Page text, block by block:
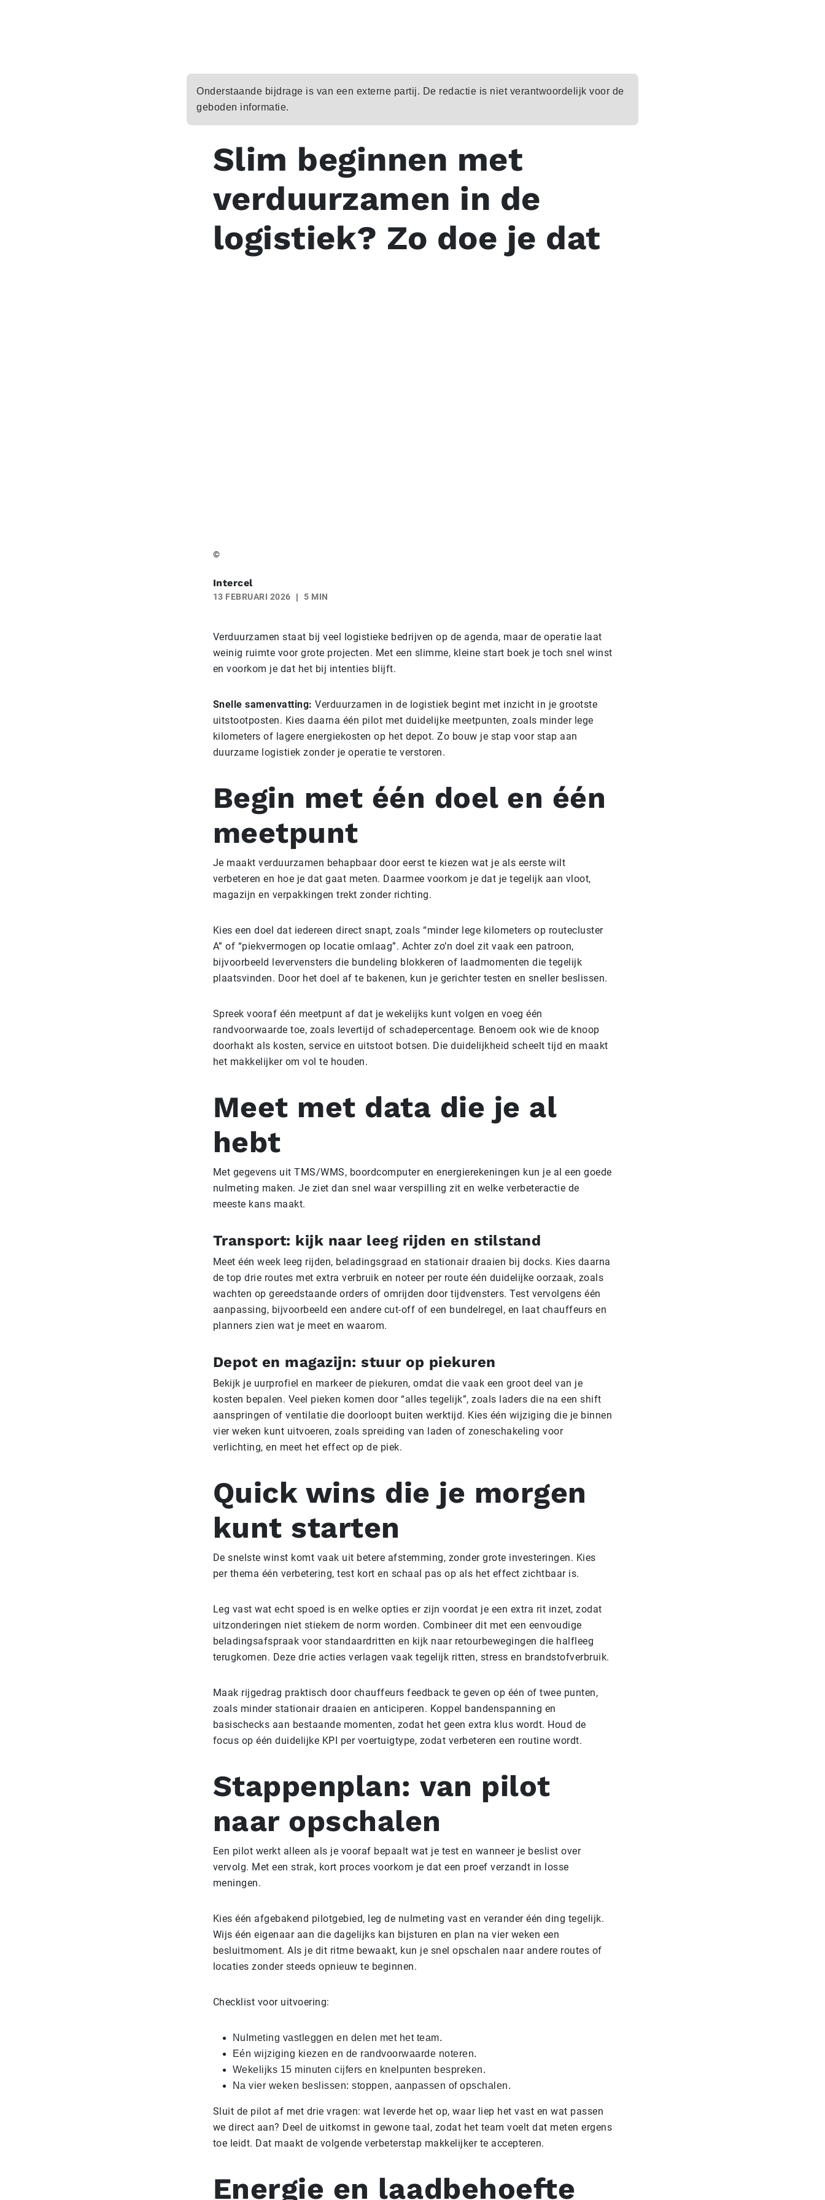
Onderstaande bijdrage is van een externe partij. De redactie is niet verantwoordelijk voor de
geboden informatie.
Slim beginnen met
verduurzamen in de
logistiek? Zo doe je dat
©
Intercel
13 FEBRUARI 2026 5 MIN
Verduurzamen staat bij veel logistieke bedrijven op de agenda, maar de operatie laat
weinig ruimte voor grote projecten. Met een slimme, kleine start boek je toch snel winst
en voorkom je dat het bij intenties blijft.
Snelle samenvatting: Verduurzamen in de logistiek begint met inzicht in je grootste
uitstootposten. Kies daarna één pilot met duidelijke meetpunten, zoals minder lege
kilometers of lagere energiekosten op het depot. Zo bouw je stap voor stap aan
duurzame logistiek zonder je operatie te verstoren.
Begin met één doel en één
meetpunt
Je maakt verduurzamen behapbaar door eerst te kiezen wat je als eerste wilt
verbeteren en hoe je dat gaat meten. Daarmee voorkom je dat je tegelijk aan vloot,
magazijn en verpakkingen trekt zonder richting.
Kies een doel dat iedereen direct snapt, zoals “minder lege kilometers op routecluster
A” of “piekvermogen op locatie omlaag”. Achter zo’n doel zit vaak een patroon,
bijvoorbeeld levervensters die bundeling blokkeren of laadmomenten die tegelijk
plaatsvinden. Door het doel af te bakenen, kun je gerichter testen en sneller beslissen.
Spreek vooraf één meetpunt af dat je wekelijks kunt volgen en voeg één
randvoorwaarde toe, zoals levertijd of schadepercentage. Benoem ook wie de knoop
doorhakt als kosten, service en uitstoot botsen. Die duidelijkheid scheelt tijd en maakt
het makkelijker om vol te houden.
Meet met data die je al
hebt
Met gegevens uit TMS/WMS, boordcomputer en energierekeningen kun je al een goede
nulmeting maken. Je ziet dan snel waar verspilling zit en welke verbeteractie de
meeste kans maakt.
Transport: kijk naar leeg rijden en stilstand
Meet één week leeg rijden, beladingsgraad en stationair draaien bij docks. Kies daarna
de top drie routes met extra verbruik en noteer per route één duidelijke oorzaak, zoals
wachten op gereedstaande orders of omrijden door tijdvensters. Test vervolgens één
aanpassing, bijvoorbeeld een andere cut-off of een bundelregel, en laat chauffeurs en
planners zien wat je meet en waarom.
Depot en magazijn: stuur op piekuren
Bekijk je uurprofiel en markeer de piekuren, omdat die vaak een groot deel van je
kosten bepalen. Veel pieken komen door “alles tegelijk”, zoals laders die na een shift
aanspringen of ventilatie die doorloopt buiten werktijd. Kies één wijziging die je binnen
vier weken kunt uitvoeren, zoals spreiding van laden of zoneschakeling voor
verlichting, en meet het effect op de piek.
Quick wins die je morgen
kunt starten
De snelste winst komt vaak uit betere afstemming, zonder grote investeringen. Kies
per thema één verbetering, test kort en schaal pas op als het effect zichtbaar is.
Leg vast wat echt spoed is en welke opties er zijn voordat je een extra rit inzet, zodat
uitzonderingen niet stiekem de norm worden. Combineer dit met een eenvoudige
beladingsafspraak voor standaardritten en kijk naar retourbewegingen die halfleeg
terugkomen. Deze drie acties verlagen vaak tegelijk ritten, stress en brandstofverbruik.
Maak rijgedrag praktisch door chauffeurs feedback te geven op één of twee punten,
zoals minder stationair draaien en anticiperen. Koppel bandenspanning en
basischecks aan bestaande momenten, zodat het geen extra klus wordt. Houd de
focus op één duidelijke KPI per voertuigtype, zodat verbeteren een routine wordt.
Stappenplan: van pilot
naar opschalen
Een pilot werkt alleen als je vooraf bepaalt wat je test en wanneer je beslist over
vervolg. Met een strak, kort proces voorkom je dat een proef verzandt in losse
meningen.
Kies één afgebakend pilotgebied, leg de nulmeting vast en verander één ding tegelijk.
Wijs één eigenaar aan die dagelijks kan bijsturen en plan na vier weken een
besluitmoment. Als je dit ritme bewaakt, kun je snel opschalen naar andere routes of
locaties zonder steeds opnieuw te beginnen.
Checklist voor uitvoering:
Nulmeting vastleggen en delen met het team.
Eén wijziging kiezen en de randvoorwaarde noteren.
Wekelijks 15 minuten cijfers en knelpunten bespreken.
Na vier weken beslissen: stoppen, aanpassen of opschalen.
Sluit de pilot af met drie vragen: wat leverde het op, waar liep het vast en wat passen
we direct aan? Deel de uitkomst in gewone taal, zodat het team voelt dat meten ergens
toe leidt. Dat maakt de volgende verbeterstap makkelijker te accepteren.
Energie en laadbehoefte